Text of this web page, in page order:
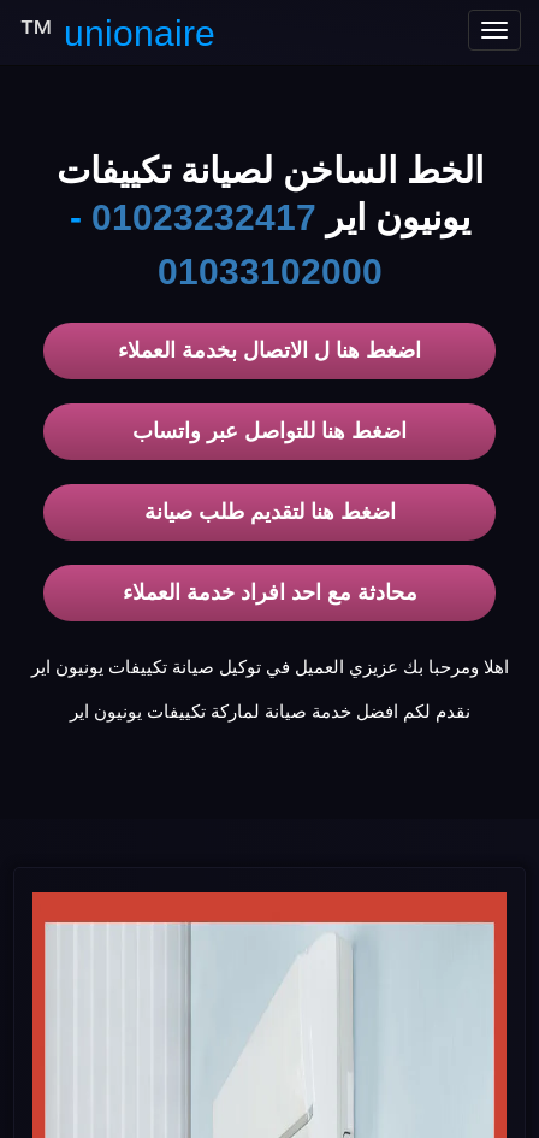
Toggle
unionaire
™
الخط الساخن لصيانة تكييفات
يونيون اير 01023232417
-
01033102000
اضغط هنا ل الاتصال بخدمة العملاء
اضغط هنا للتواصل عبر واتساب
اضغط هنا لتقديم طلب صيانة
محادثة مع احد افراد خدمة العملاء
اهلا ومرحبا بك عزيزي العميل في توكيل صيانة تكييفات يونيون اير
نقدم لكم افضل خدمة صيانة لماركة تكييفات يونيون اير